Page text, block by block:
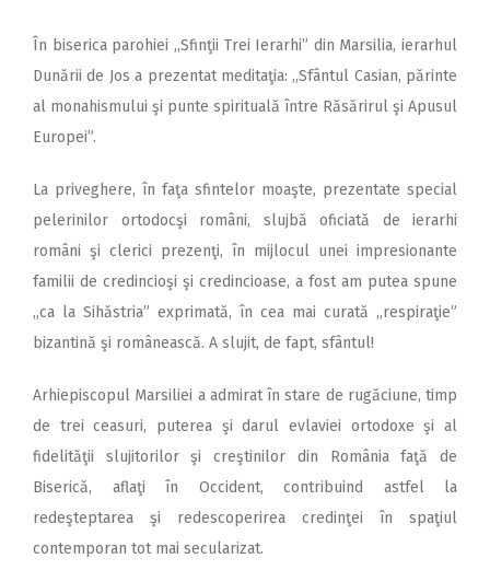
În biserica parohiei ,,Sfinţii Trei Ierarhi” din Marsilia, ierarhul
Dunării de Jos a prezentat meditaţia: ,,Sfântul Casian, părinte
al monahismului şi punte spirituală între Răsărirul şi Apusul
Europei”.
La priveghere, în faţa sfintelor moaşte, prezentate special
pelerinilor ortodocşi români, slujbă oficiată de ierarhi
români şi clerici prezenţi, în mijlocul unei impresionante
familii de credincioşi şi credincioase, a fost am putea spune
,,ca la Sihăstria” exprimată, în cea mai curată ,,respiraţie”
bizantină şi românească. A slujit, de fapt, sfântul!
Arhiepiscopul Marsiliei a admirat în stare de rugăciune, timp
de trei ceasuri, puterea şi darul evlaviei ortodoxe şi al
fidelităţii slujitorilor şi creştinilor din România faţă de
Biserică, aflaţi în Occident, contribuind astfel la
redeşteptarea şi redescoperirea credinţei în spaţiul
contemporan tot mai secularizat.